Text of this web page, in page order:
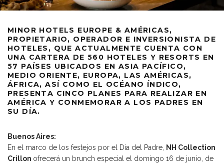
MINOR HOTELS EUROPE & AMÉRICAS,
PROPIETARIO, OPERADOR E INVERSIONISTA DE
HOTELES, QUE ACTUALMENTE CUENTA CON
UNA CARTERA DE 560 HOTELES Y RESORTS EN
57 PAÍSES UBICADOS EN ASIA PACÍFICO,
MEDIO ORIENTE, EUROPA, LAS AMÉRICAS,
ÁFRICA, ASÍ COMO EL OCÉANO ÍNDICO,
PRESENTA CINCO PLANES PARA REALIZAR EN
AMÉRICA Y CONMEMORAR A LOS PADRES EN
SU DÍA.
Buenos Aires:
En el marco de los festejos por el Día del Padre, NH Collection
Crillon ofrecerá un brunch especial el domingo 16 de junio, de